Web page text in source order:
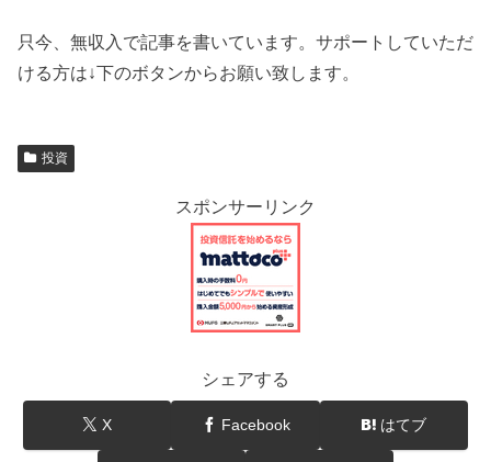
只今、無収入で記事を書いています。サポートしていただ
ける方は↓下のボタンからお願い致します。
投資
スポンサーリンク
シェアする
X Facebook はてブ